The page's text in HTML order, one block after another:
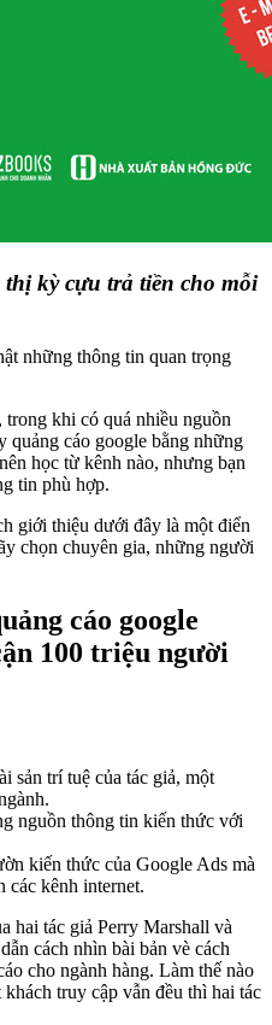
kỳ cựu trả tiền cho mỗi
những thông tin quan trọng
trong khi có quá nhiều nguồn
quảng cáo google bằng những
học từ kênh nào, nhưng bạn
tin phù hợp.
giới thiệu dưới đây là một điển
chọn chuyên gia, những người
cáo google
100 triệu người
sản trí tuệ của tác giả, một
nguồn thông tin kiến thức với
kiến thức của Google Ads mà
các kênh internet.
hai tác giả Perry Marshall và
cách nhìn bài bản vè cách
cho ngành hàng. Làm thế nào
truy cập vẫn đều thì hai tác